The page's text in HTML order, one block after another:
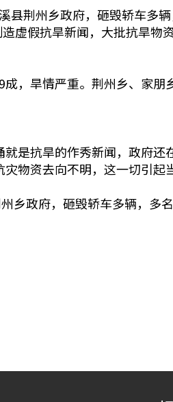
荆州乡政府，砸毁轿车多辆
虚假抗旱新闻，大批抗旱物
，旱情严重。荆州乡、家朋
是抗旱的作秀新闻，政府还
物资去向不明，这一切引起
乡政府，砸毁轿车多辆，多名